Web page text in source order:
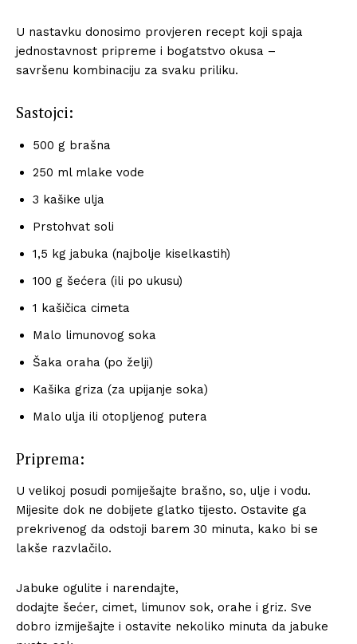
U nastavku donosimo provjeren recept koji spaja
jednostavnost pripreme i bogatstvo okusa –
savršenu kombinaciju za svaku priliku.
Sastojci:
500 g brašna
250 ml mlake vode
3 kašike ulja
Prstohvat soli
1,5 kg jabuka (najbolje kiselkastih)
100 g šećera (ili po ukusu)
1 kašičica cimeta
Malo limunovog soka
Šaka oraha (po želji)
Kašika griza (za upijanje soka)
Malo ulja ili otopljenog putera
Priprema:
U velikoj posudi pomiješajte brašno, so, ulje i vodu.
Mijesite dok ne dobijete glatko tijesto. Ostavite ga
prekrivenog da odstoji barem 30 minuta, kako bi se
lakše razvlačilo.
Jabuke ogulite i narendajte,
dodajte šećer, cimet, limunov sok, orahe i griz. Sve
dobro izmiješajte i ostavite nekoliko minuta da jabuke